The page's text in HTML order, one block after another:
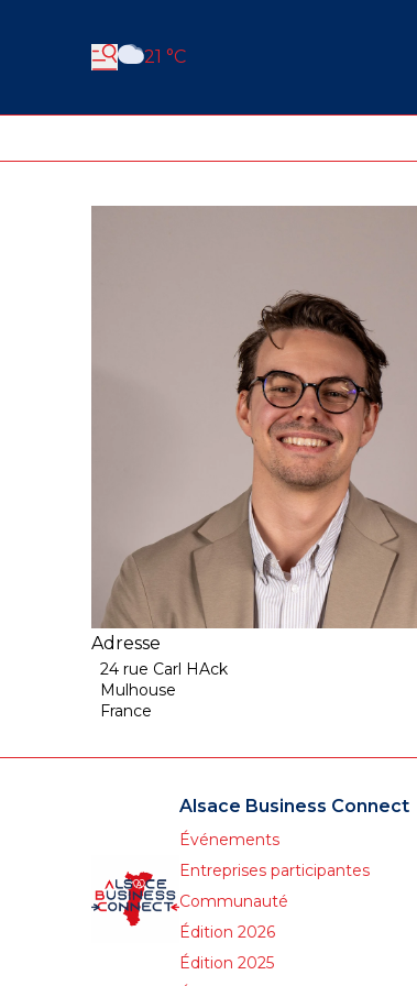
21 °C
Adresse
24 rue Carl HAck
Mulhouse
France
Alsace Business Connect
Événements
Entreprises participantes
Communauté
Édition 2026
Édition 2025